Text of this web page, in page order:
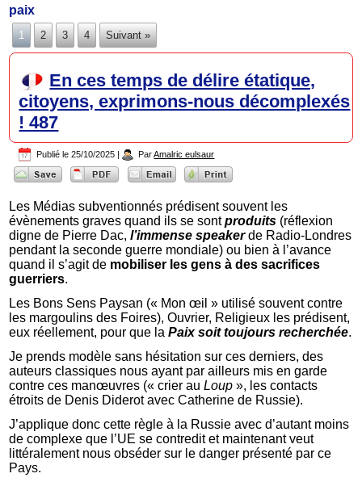
paix
1 2 3 4 Suivant »
En ces temps de délire étatique,
citoyens, exprimons-nous décomplexés
! 487
Publié le 25/10/2025 | Par Amalric eulsaur
Les Médias subventionnés prédisent souvent les
évènements graves quand ils se sontproduits (réflexion
digne de Pierre Dac,l’immense speakerde Radio-Londres
pendant la seconde guerre mondiale) ou bien à l’avance
quand il s’agit de mobiliser les gens à des sacrifices
guerriers.
Les Bons Sens Paysan (« Mon œil » utilisé souvent contre
les margoulins des Foires), Ouvrier, Religieux les prédisent,
eux réellement, pour que laPaix soit toujours recherchée.
Je prends modèle sans hésitation sur ces derniers, des
auteurs classiques nous ayant par ailleurs mis en garde
contre ces manœuvres (« crier auLoup », les contacts
étroits de Denis Diderot avec Catherine de Russie).
J’applique donc cette règle à la Russie avec d’autant moins
de complexe que l’UE se contredit et maintenant veut
littéralement nous obséder sur le danger présenté par ce
Pays.